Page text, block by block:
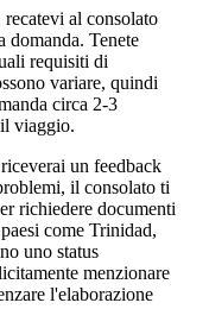
al consolato
domanda. Tenete
requisiti di
variare, quindi
circa 2-3
viaggio.
un feedback
il consolato ti
richiedere documenti
come Trinidad,
uno status
menzionare
l'elaborazione